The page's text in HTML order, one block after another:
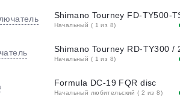
Shimano Tourney FD-TY500-
Начальный ( 1 из 8)
Shimano Tourney RD-TY300 /
Начальный ( 1 из 8)
Formula DC-19 FQR disc
Начальный любительский ( 2 из 8)